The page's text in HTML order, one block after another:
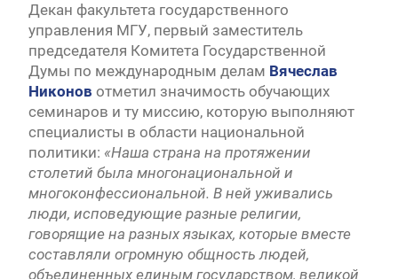
Декан факультета государственного
управления МГУ, первый заместитель
председателя Комитета Государственной
Думы по международным делам Вячеслав
Никонов отметил значимость обучающих
семинаров и ту миссию, которую выполняют
специалисты в области национальной
политики: «Наша страна на протяжении
столетий была многонациональной и
многоконфессиональной. В ней уживались
люди, исповедующие разные религии,
говорящие на разных языках, которые вместе
составляли огромную общность людей,
объединенных единым государством, великой